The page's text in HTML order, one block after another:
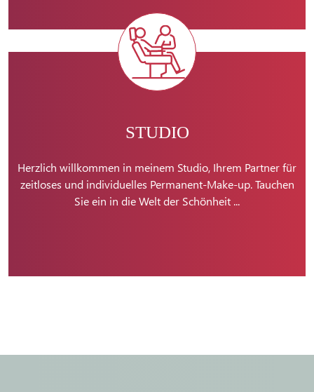
STUDIO
Herzlich willkommen in meinem Studio, Ihrem Partner für
zeitloses und individuelles Permanent-Make-up. Tauchen
Sie ein in die Welt der Schönheit ...